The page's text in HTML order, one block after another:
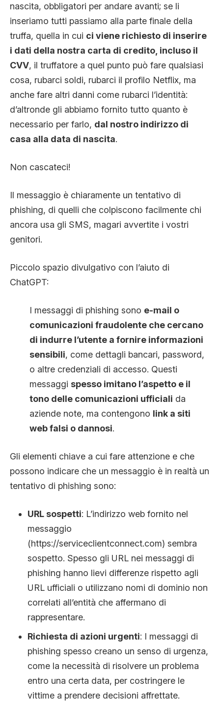
nascita, obbligatori per andare avanti; se li
inseriamo tutti passiamo alla parte finale della
truffa, quella in cui ci viene richiesto di inserire
i dati della nostra carta di credito, incluso il
CVV, il truffatore a quel punto può fare qualsiasi
cosa, rubarci soldi, rubarci il profilo Netflix, ma
anche fare altri danni come rubarci l’identità:
d’altronde gli abbiamo fornito tutto quanto è
necessario per farlo, dal nostro indirizzo di
casa alla data di nascita.
Non cascateci!
Il messaggio è chiaramente un tentativo di
phishing, di quelli che colpiscono facilmente chi
ancora usa gli SMS, magari avvertite i vostri
genitori.
Piccolo spazio divulgativo con l’aiuto di
ChatGPT:
I messaggi di phishing sono e-mail o
comunicazioni fraudolente che cercano
di indurre l’utente a fornire informazioni
sensibili, come dettagli bancari, password,
o altre credenziali di accesso. Questi
messaggi spesso imitano l’aspetto e il
tono delle comunicazioni ufficiali da
aziende note, ma contengono link a siti
web falsi o dannosi.
Gli elementi chiave a cui fare attenzione e che
possono indicare che un messaggio è in realtà un
tentativo di phishing sono:
URL sospetti: L’indirizzo web fornito nel
messaggio
(https://serviceclientconnect.com) sembra
sospetto. Spesso gli URL nei messaggi di
phishing hanno lievi differenze rispetto agli
URL ufficiali o utilizzano nomi di dominio non
correlati all’entità che affermano di
rappresentare.
Richiesta di azioni urgenti: I messaggi di
phishing spesso creano un senso di urgenza,
come la necessità di risolvere un problema
entro una certa data, per costringere le
vittime a prendere decisioni affrettate.